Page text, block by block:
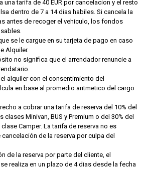
una tarifa de 40 EUR por cancelacion y el resto
dentro de 7 a 14 dias habiles. Si cancela la
antes de recoger el vehiculo, los fondos
se le cargue en su tarjeta de pago en caso
Alquiler.
no significa que el arrendador renuncie a
alquiler con el consentimiento del
en base al promedio aritmetico del cargo
a cobrar una tarifa de reserva del 10% del
clases Minivan, BUS y Premium o del 30% del
Camper. La tarifa de reserva no es
de la reserva por culpa del
de la reserva por parte del cliente, el
realiza en un plazo de 4 dias desde la fecha